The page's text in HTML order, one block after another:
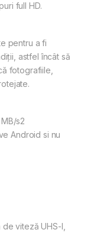
full HD.
pentru a fi
astfel încât să
fotografiile,
s2
Android si nu
viteză UHS-I,